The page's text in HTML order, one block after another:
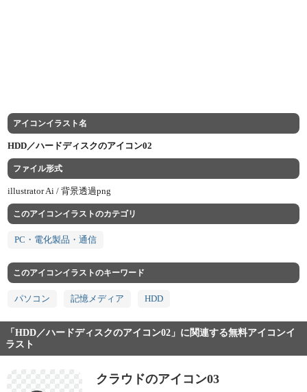
アイコンイラスト名
HDD／ハードディスクのアイコン02
ファイル形式
illustrator Ai /背景透過png
このアイコンイラストのカテゴリ
PC・電化製品・通信
このアイコンイラストのキーワード
パソコン 記憶メディア HDD
「HDD／ハードディスクのアイコン02」に関連する無料アイコンイ
ラスト
クラウドのアイコン03